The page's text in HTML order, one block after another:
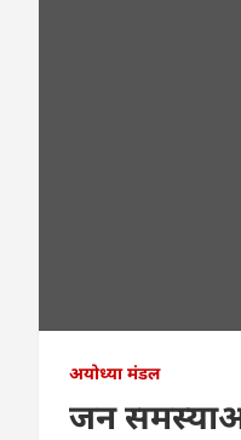
अयोध्या मंडल
जन समस्याओं